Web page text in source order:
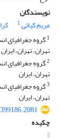
نویسندگان
مریم کیائی1
1گروه جغرافیای
تهران، تهران، ایران
2گروه جغرافیای
تهران، ایران
3گروه جغرافیای
تهران، ایران
چکیده